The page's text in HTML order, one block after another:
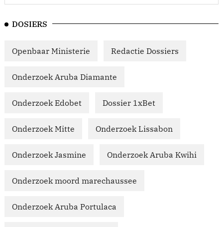
DOSIERS
Openbaar Ministerie Redactie Dossiers
Onderzoek Aruba Diamante
Onderzoek Edobet Dossier 1xBet
Onderzoek Mitte Onderzoek Lissabon
Onderzoek Jasmine Onderzoek Aruba Kwihi
Onderzoek moord marechaussee
Onderzoek Aruba Portulaca